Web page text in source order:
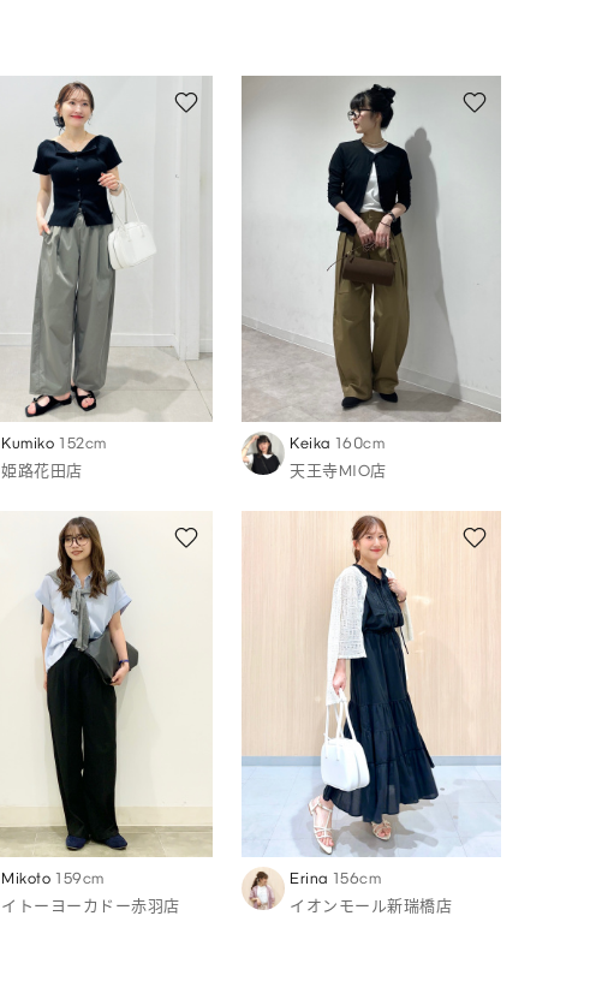
Kumiko 152cm
姫路花田店
Keika 160cm
天王寺MIO店
Mikoto 159cm
イトーヨーカドー赤羽店
Erina 156cm
イオンモール新瑞橋店